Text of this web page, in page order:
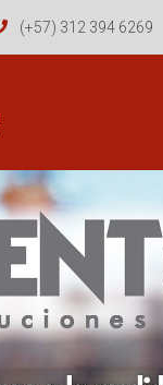
(+57) 312 394 6269